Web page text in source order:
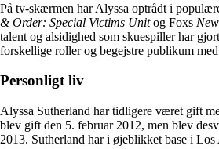
På tv-skærmen har Alyssa optrådt i
& Order: Special Victims Unitog Foxs
talent og alsidighed som skuespiller har
forskellige roller og begejstre publikum
Personligt liv
Alyssa Sutherland har tidligere været gift
blev gift den 5. februar 2012, men blev
2013. Sutherland har i øjeblikket base i